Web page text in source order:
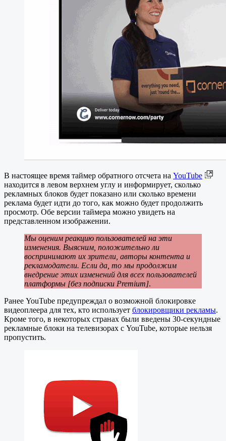
В настоящее время таймер обратного отсчета на YouTube
находится в левом верхнем углу и информирует, сколько
рекламных блоков будет показано или сколько времени
реклама будет идти до того, как можно будет продолжить
просмотр. Обе версии таймера можно увидеть на
представленном изображении.
Мы оценим реакцию пользователей на эти
изменения. Выясним, положительно ли
воспринимают их зрители, авторы контента и
рекламодатели. Если да, то мы продолжим
внедрение этих изменений для всех пользователей
платформы [без подписки Premium].
Ранее YouTube предупреждал о возможной блокировке
видеоплеера для тех, кто использует блокировщики рекламы.
Кроме того, в некоторых странах были введены 30-секундные
рекламные блоки на телевизорах с YouTube, которые нельзя
пропустить.